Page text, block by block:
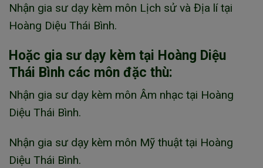
Nhận gia sư dạy kèm môn Lịch sử và Địa lí tại
Hoàng Diệu Thái Bình.
Hoặc gia sư dạy kèm tại Hoàng Diệu
Thái Bình các môn đặc thù:
Nhận gia sư dạy kèm môn Âm nhạc tại Hoàng
Diệu Thái Bình.
Nhận gia sư dạy kèm môn Mỹ thuật tại Hoàng
Diệu Thái Bình.